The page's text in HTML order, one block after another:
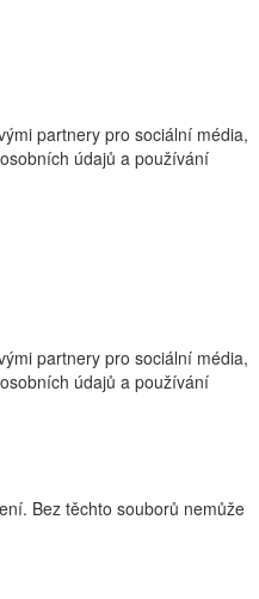
partnery pro sociální média,
údajů a používání
partnery pro sociální média,
údajů a používání
Bez těchto souborů nemůže